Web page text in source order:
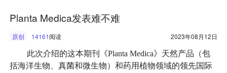
Planta Medica发表难不难
原创 14161阅读 2023年08月12日
此次介绍的这本期刊《Planta Medica》天然产品（包
括海洋生物、真菌和微生物）和药用植物领域的领先国际